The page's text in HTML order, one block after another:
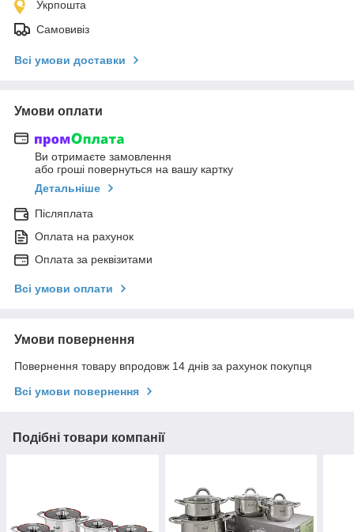
Укрпошта
Самовивіз
Всі умови доставки
Умови оплати
Ви отримаєте замовлення
або гроші повернуться на вашу картку
Детальніше
Післяплата
Оплата на рахунок
Оплата за реквізитами
Всі умови оплати
Умови повернення
Повернення товару впродовж 14 днів за рахунок покупця
Всі умови повернення
Подібні товари компанії